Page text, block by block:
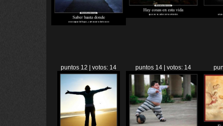
puntos 12 | votos: 14 puntos 14 | votos: 14